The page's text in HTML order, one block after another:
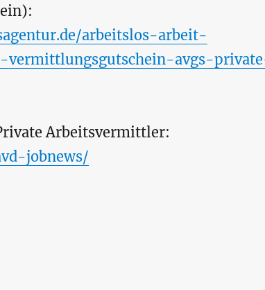
arbeitslos-arbeit-
vermittlungsgutschein-avgs-
Arbeitsvermittler:
jobnews/